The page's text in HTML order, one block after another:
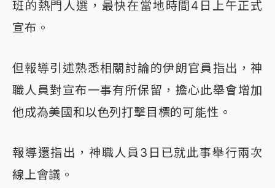
班的熱門人選，最快在當地時間4日上午正式
宣布。
但報導引述熟悉相關討論的伊朗官員指出，神
職人員對宣布一事有所保留，擔心此舉會增加
他成為美國和以色列打擊目標的可能性。
報導還指出，神職人員3日已就此事舉行兩次
線上會議。